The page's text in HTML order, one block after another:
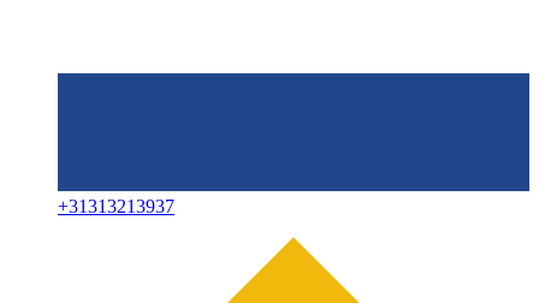
+31313213937